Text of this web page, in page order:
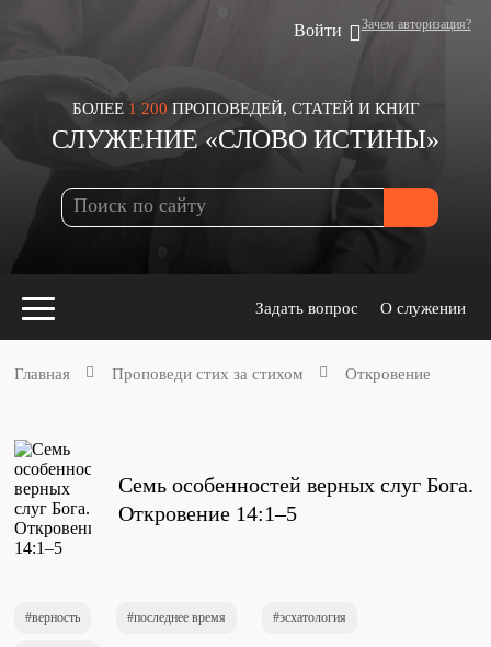
БОЛЕЕ 1 200 ПРОПОВЕДЕЙ, СТАТЕЙ И КНИГ
СЛУЖЕНИЕ «СЛОВО ИСТИНЫ»
Войти Зачем авторизация?
Задать вопрос О служении
Проповеди
стих за стихом
Слушай каждый день
Главная Проповеди стих за стихом Откровение
Семь особенностей верных слуг Бога.
Откровение 14:1–5
верность последнее время эсхатология